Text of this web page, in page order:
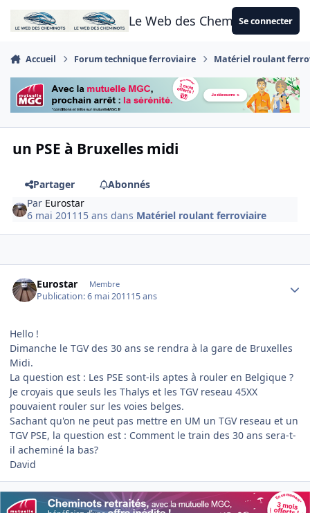
Aller au contenu
Le Web des CheminotsSe connecter
Accueil Forum technique ferroviaire Matériel roulant
un PSE à Bruxelles midi
Partager
Abonnés
Par Eurostar
6 mai 2011 15 ans dans Matériel roulant ferroviaire
Eurostar Membre
Publication:6 mai 201115 ans
Hello !
Dimanche le TGV des 30 ans se rendra à la gare de Bruxelles
Midi.
La question est : Les PSE sont-ils aptes à rouler en Belgique ?
Je croyais que seuls les Thalys et les TGV reseau 45XX
pouvaient rouler sur les voies belges.
Sachant qu'on ne peut pas mettre en UM un TGV reseau et un
TGV PSE, la question est : Comment le train des 30 ans sera-t-
il acheminé la bas?
David